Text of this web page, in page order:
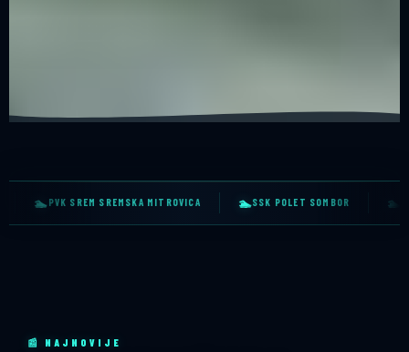
SSK POLET SOMBOR 🏊PK DELFIN 2007 NOVI PAZAR PK ČAČAK
📰 NAJNOVIJE